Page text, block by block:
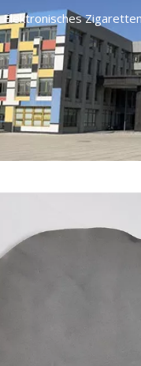
Elektronisches